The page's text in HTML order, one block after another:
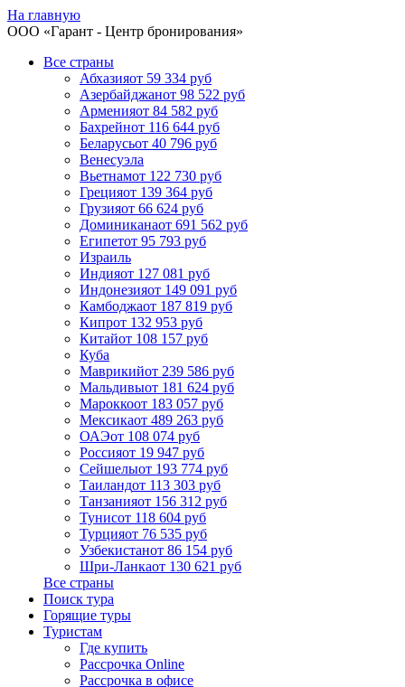
На главную
ООО «Гарант - Центр бронирования»
Все страны
Абхазияот 59 334 руб
Азербайджанот 98 522 руб
Арменияот 84 582 руб
Бахрейнот 116 644 руб
Беларусьот 40 796 руб
Венесуэла
Вьетнамот 122 730 руб
Грецияот 139 364 руб
Грузияот 66 624 руб
Доминиканаот 691 562 руб
Египетот 95 793 руб
Израиль
Индияот 127 081 руб
Индонезияот 149 091 руб
Камбоджаот 187 819 руб
Кипрот 132 953 руб
Китайот 108 157 руб
Куба
Маврикийот 239 586 руб
Мальдивыот 181 624 руб
Мароккоот 183 057 руб
Мексикаот 489 263 руб
ОАЭот 108 074 руб
Россияот 19 947 руб
Сейшелыот 193 774 руб
Таиландот 113 303 руб
Танзанияот 156 312 руб
Тунисот 118 604 руб
Турцияот 76 535 руб
Узбекистанот 86 154 руб
Шри-Ланкаот 130 621 руб
Все страны
Поиск тура
Горящие туры
Туристам
Где купить
Рассрочка Online
Рассрочка в офисе